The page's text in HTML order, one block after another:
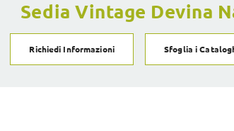
Sedia Vintage Devina
Richiedi Informazioni Sfoglia i